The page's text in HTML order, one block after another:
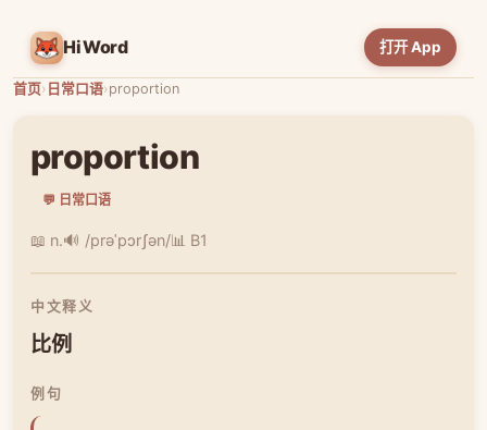
HiWord 打开 App
首页› 日常口语›proportion
proportion
💬 日常口语
📖 n.🔊 /prəˈpɔrʃən/📊 B1
中文释义
比例
例句